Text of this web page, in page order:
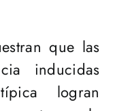
que las
inducidas
logran